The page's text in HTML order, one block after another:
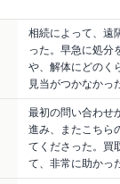
相続によって、遠
った。早急に処分
や、解体にどのく
見当がつかなかっ
最初の問い合わせ
進み、またこちら
てくださった。買
て、非常に助かっ